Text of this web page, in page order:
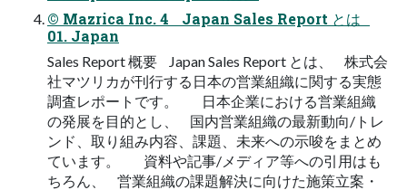
© Mazrica Inc. 4 Japan Sales Report とは
01. Japan
Sales Report 概要 Japan Sales Report とは、 株式会
社マツリカが刊行する日本の営業組織に関する実態
調査レポートです。 日本企業における営業組織
の発展を目的とし、 国内営業組織の最新動向/トレ
ンド、取り組み内容、課題、未来への示唆をまとめ
ています。 資料や記事/メディア等への引用はも
ちろん、 営業組織の課題解決に向けた施策立案・